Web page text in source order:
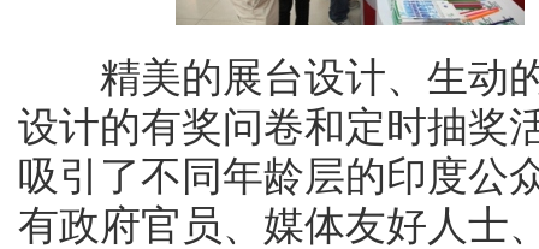
精美的展台设计、生动的
设计的有奖问卷和定时抽奖
吸引了不同年龄层的印度公
有政府官员、媒体友好人士